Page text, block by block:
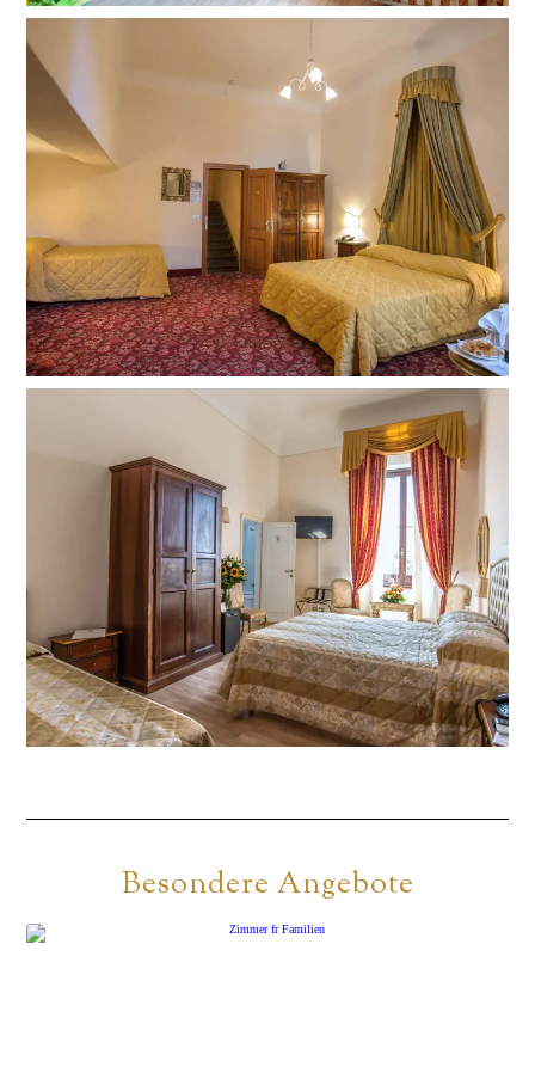
Besondere Angebote